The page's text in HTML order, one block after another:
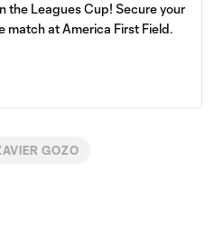
the Leagues Cup! Secure your
match at America First Field.
GOZO